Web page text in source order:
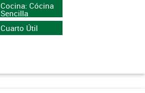
Cocina: Cócina
Sencilla
Cuarto Útil